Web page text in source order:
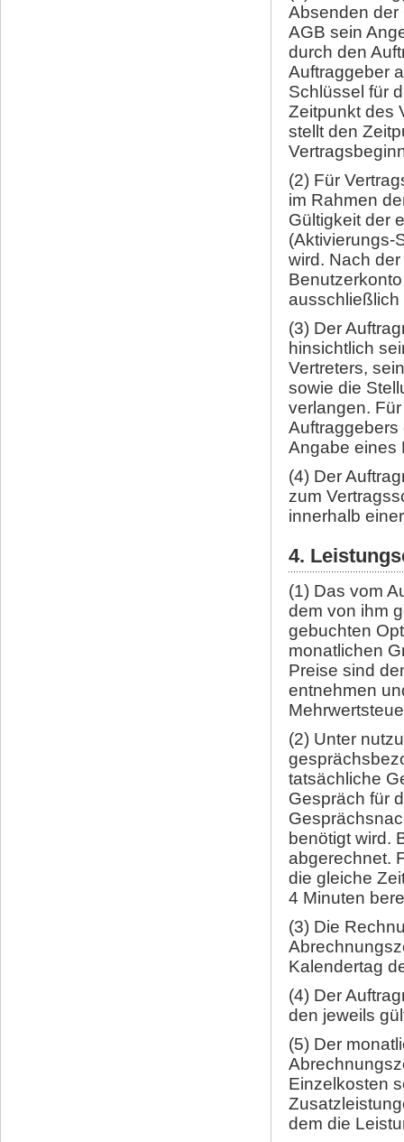
Absenden der
AGB sein
durch den
Auftraggeber
Schlüssel für
Zeitpunkt des
stellt den
(2) Für
im Rahmen
Gültigkeit der
(Aktivierungs-
wird. Nach
ausschließlich
(3) Der
hinsichtlich
Vertreters,
sowie die
verlangen.
Auftraggebers
Angabe eines
(4) Der
zum
innerhalb
4.
(1) Das vom
dem von ihm
gebuchten
monatlichen
Preise sind
entnehmen
(2) Unter
tatsächliche
Gespräch für
benötigt wird.
abgerechnet.
die gleiche
4 Minuten
(3) Die
Kalendertag
(4) Der
den jeweils
(5) Der
Einzelkosten
dem die